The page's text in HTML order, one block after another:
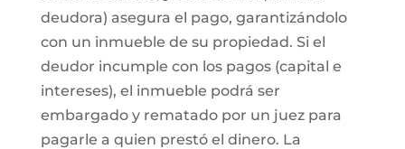
deudora) asegura el pago, garantizándolo
con un inmueble de su propiedad. Si el
deudor incumple con los pagos (capital e
intereses), el inmueble podrá ser
embargado y rematado por un juez para
pagarle a quien prestó el dinero. La